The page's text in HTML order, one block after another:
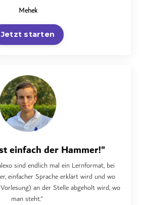
Mehek
Jetzt starten
einfach der Hammer!"
sind endlich mal ein Lernformat, bei
einfacher Sprache erklärt wird und wo
an der Stelle abgeholt wird, wo
man steht."